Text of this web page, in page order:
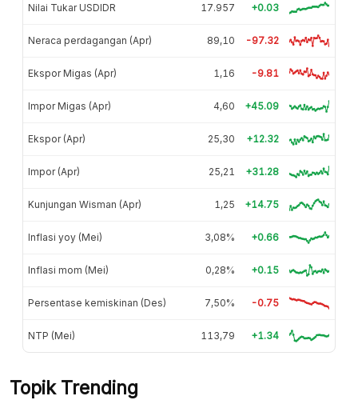
Nilai Tukar USDIDR 17.957 +0.03
Neraca perdagangan (Apr) 89,10 -97.32
Ekspor Migas (Apr) 1,16 -9.81
Impor Migas (Apr) 4,60 +45.09
Ekspor (Apr) 25,30 +12.32
Impor (Apr) 25,21 +31.28
Kunjungan Wisman (Apr) 1,25 +14.75
Inflasi yoy (Mei) 3,08% +0.66
Inflasi mom (Mei) 0,28% +0.15
Persentase kemiskinan (Des) 7,50% -0.75
NTP (Mei) 113,79 +1.34
Topik Trending